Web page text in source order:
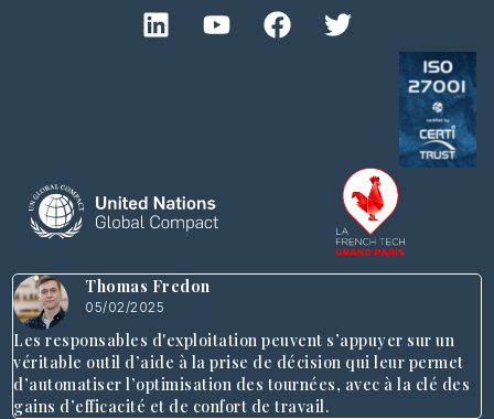
Thomas Fredon
05/02/2025
Les responsables d'exploitation peuvent s’appuyer sur un
véritable outil d’aide à la prise de décision qui leur permet
d’automatiser l’optimisation des tournées, avec à la clé des
gains d’efficacité et de confort de travail.